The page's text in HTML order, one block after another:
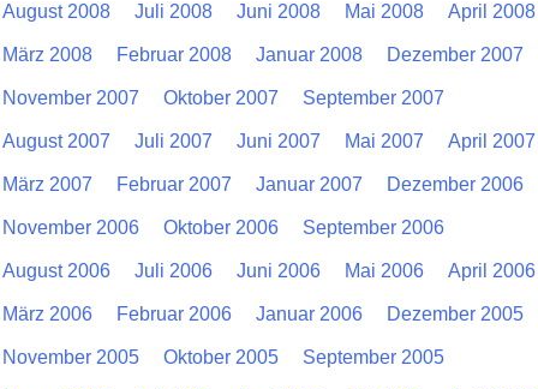
August 2008 Juli 2008 Juni 2008 Mai 2008 April 2008
März 2008 Februar 2008 Januar 2008 Dezember 2007
November 2007 Oktober 2007 September 2007
August 2007 Juli 2007 Juni 2007 Mai 2007 April 2007
März 2007 Februar 2007 Januar 2007 Dezember 2006
November 2006 Oktober 2006 September 2006
August 2006 Juli 2006 Juni 2006 Mai 2006 April 2006
März 2006 Februar 2006 Januar 2006 Dezember 2005
November 2005 Oktober 2005 September 2005